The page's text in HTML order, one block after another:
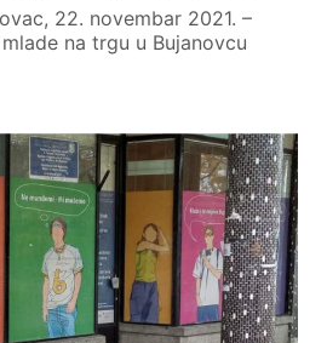
22. novembar 2021. –
na trgu u Bujanovcu